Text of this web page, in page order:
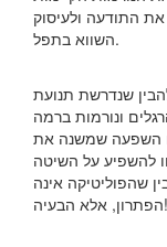
התודעה ולעיסוק
השווא בתפל.
שנדרשת תנועת
ונורמות ברמה
השפעה שמשנה את
להשפיע על השיטה
שהפוליטיקה אינה
הפתרון, אלא הבעיה!